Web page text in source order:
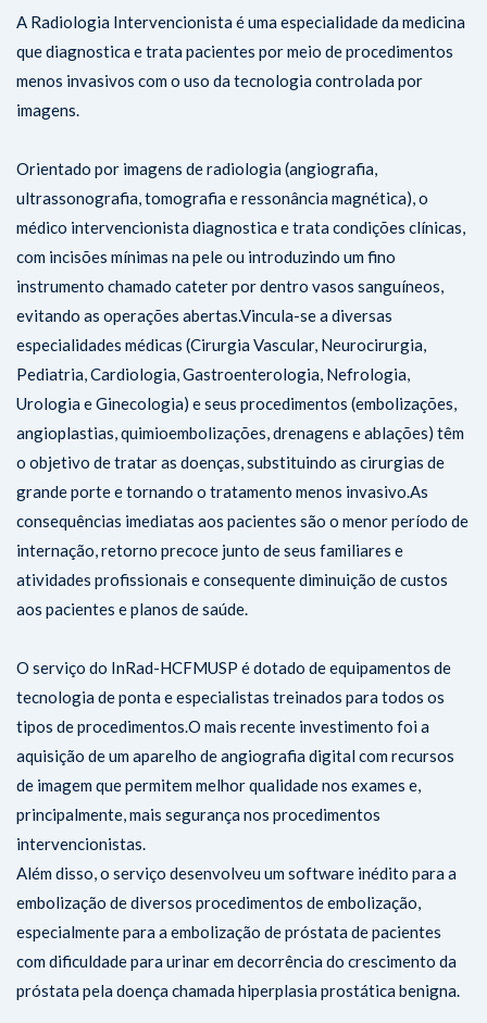
A Radiologia Intervencionista é uma especialidade da medicina
que diagnostica e trata pacientes por meio de procedimentos
menos invasivos com o uso da tecnologia controlada por
imagens.
Orientado por imagens de radiologia (angiografia,
ultrassonografia, tomografia e ressonância magnética), o
médico intervencionista diagnostica e trata condições clínicas,
com incisões mínimas na pele ou introduzindo um fino
instrumento chamado cateter por dentro vasos sanguíneos,
evitando as operações abertas.Vincula-se a diversas
especialidades médicas (Cirurgia Vascular, Neurocirurgia,
Pediatria, Cardiologia, Gastroenterologia, Nefrologia,
Urologia e Ginecologia) e seus procedimentos (embolizações,
angioplastias, quimioembolizações, drenagens e ablações) têm
o objetivo de tratar as doenças, substituindo as cirurgias de
grande porte e tornando o tratamento menos invasivo.As
consequências imediatas aos pacientes são o menor período de
internação, retorno precoce junto de seus familiares e
atividades profissionais e consequente diminuição de custos
aos pacientes e planos de saúde.
O serviço do InRad-HCFMUSP é dotado de equipamentos de
tecnologia de ponta e especialistas treinados para todos os
tipos de procedimentos.O mais recente investimento foi a
aquisição de um aparelho de angiografia digital com recursos
de imagem que permitem melhor qualidade nos exames e,
principalmente, mais segurança nos procedimentos
intervencionistas.
Além disso, o serviço desenvolveu um software inédito para a
embolização de diversos procedimentos de embolização,
especialmente para a embolização de próstata de pacientes
com dificuldade para urinar em decorrência do crescimento da
próstata pela doença chamada hiperplasia prostática benigna.